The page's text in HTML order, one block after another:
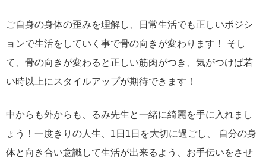
ご自身の身体の歪みを理解し、日常生活でも正しいポジシ
ョンで生活をしていく事で骨の向きが変わります！ そし
て、骨の向きが変わると正しい筋肉がつき、気がつけば若
い時以上にスタイルアップが期待できます！
中からも外からも、るみ先生と一緒に綺麗を手に入れまし
ょう！一度きりの人生、1日1日を大切に過ごし、 自分の身
体と向き合い意識して生活が出来るよう、お手伝いをさせ